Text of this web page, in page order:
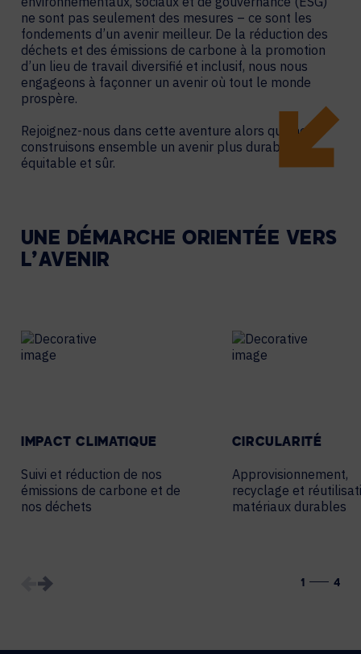
ne sont pas seulement des mesures – ce sont les
fondements d’un avenir meilleur. De la réduction des
déchets et des émissions de carbone à la promotion
d’un lieu de travail diversifié et inclusif, nous nous
engageons à façonner un avenir où tout le monde
prospère.
Rejoignez-nous dans cette aventure alors que nous
construisons ensemble un avenir plus durable,
équitable et sûr.
UNE DÉMARCHE ORIENTÉE VERS
L’AVENIR
IMPACT CLIMATIQUE
Suivi et réduction de nos
émissions de carbone et de
nos déchets
CIRCULARITÉ
Approvisionnement,
recyclage et
matériaux durables
1 4